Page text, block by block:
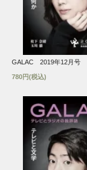
GALAC 2019年12月号
780円(税込)